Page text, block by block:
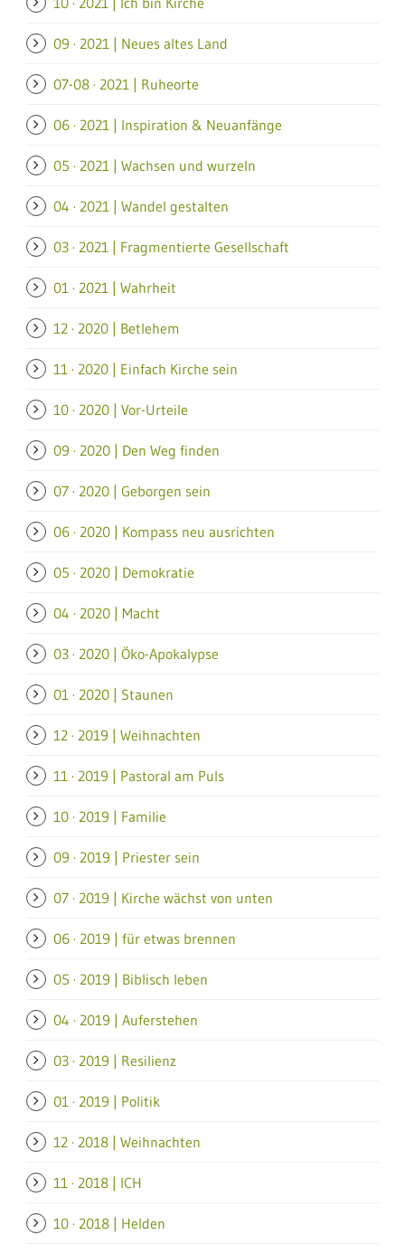
09 · 2021 | Neues altes Land
07-08 · 2021 | Ruheorte
06 · 2021 | Inspiration & Neuanfänge
05 · 2021 | Wachsen und wurzeln
04 · 2021 | Wandel gestalten
03 · 2021 | Fragmentierte Gesellschaft
01 · 2021 | Wahrheit
12 · 2020 | Betlehem
11 · 2020 | Einfach Kirche sein
10 · 2020 | Vor-Urteile
09 · 2020 | Den Weg finden
07 · 2020 | Geborgen sein
06 · 2020 | Kompass neu ausrichten
05 · 2020 | Demokratie
04 · 2020 | Macht
03 · 2020 | Öko-Apokalypse
01 · 2020 | Staunen
12 · 2019 | Weihnachten
11 · 2019 | Pastoral am Puls
10 · 2019 | Familie
09 · 2019 | Priester sein
07 · 2019 | Kirche wächst von unten
06 · 2019 | für etwas brennen
05 · 2019 | Biblisch leben
04 · 2019 | Auferstehen
03 · 2019 | Resilienz
01 · 2019 | Politik
12 · 2018 | Weihnachten
11 · 2018 | ICH
10 · 2018 | Helden